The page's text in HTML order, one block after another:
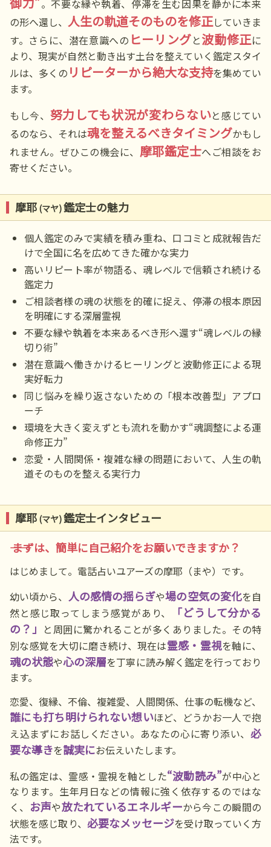
。不要な縁や執着、停滞を生む因果を静かに本来
の形へ還し、 人生の軌道そのものを修正していきま
す。さらに、潜在意識への ヒーリングと波動修正に
より、現実が自然と動き出す土台を整えていく鑑定スタイ
ルは、多くの リピーターから絶大な支持を集めてい
ます。
もし今、 努力しても状況が変わらないと感じてい
るのなら、それは魂を整えるべきタイミングかもし
れません。ぜひこの機会に、 摩耶鑑定士へご相談をお
寄せください。
摩耶 (マヤ)鑑定士の魅力
個人鑑定のみで実績を積み重ね、口コミと成就報告だ
けで全国に名を広めてきた確かな実力
高いリピート率が物語る、魂レベルで信頼され続ける
鑑定力
ご相談者様の魂の状態を的確に捉え、停滞の根本原因
を明確にする深層霊視
不要な縁や執着を本来あるべき形へ還す“魂レベルの縁
切り術”
潜在意識へ働きかけるヒーリングと波動修正による現
実好転力
同じ悩みを繰り返さないための「根本改善型」アプロ
ーチ
環境を大きく変えずとも流れを動かす“魂調整による運
命修正力”
恋愛・人間関係・複雑な縁の問題において、人生の軌
道そのものを整える実行力
摩耶 (マヤ)鑑定士インタビュー
―― まずは、簡単に自己紹介をお願いできますか？
はじめまして。電話占いユアーズの摩耶（まや）です。
幼い頃から、 人の感情の揺らぎや場の空気の変化を自
然と感じ取ってしまう感覚があり、
「どうして分かる
の？」 と周囲に驚かれることが多くありました。その特
別な感覚を大切に磨き続け、現在は霊感・霊視を軸に、
魂の状態や心の深層を丁寧に読み解く鑑定を行っており
ます。
恋愛、復縁、不倫、複雑愛、人間関係、仕事の転機など、
誰にも打ち明けられない想いほど、どうかお一人で抱
え込まずにお話しください。あなたの心に寄り添い、 必
要な導きを誠実にお伝えいたします。
私の鑑定は、霊感・霊視を軸とした“波動読み”が中心と
なります。生年月日などの情報に強く依存するのではな
く、 お声や放たれているエネルギーから今この瞬間の
状態を感じ取り、 必要なメッセージを受け取っていく方
法です。